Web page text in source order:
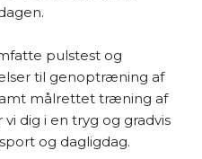
pulstest og
til genoptræning af
målrettet træning af
dig i en tryg og gradvis
og dagligdag.